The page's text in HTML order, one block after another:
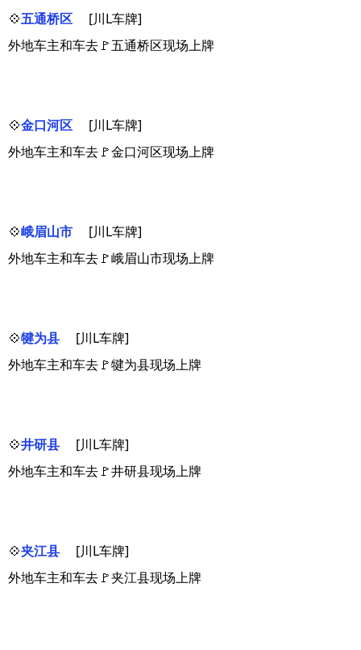
💠五通桥区
[川L车牌]
外地车主和车去🚩五通桥区现场上牌
💠金口河区
[川L车牌]
外地车主和车去🚩金口河区现场上牌
💠峨眉山市
[川L车牌]
外地车主和车去🚩峨眉山市现场上牌
💠犍为县
[川L车牌]
外地车主和车去🚩犍为县现场上牌
💠井研县
[川L车牌]
外地车主和车去🚩井研县现场上牌
💠夹江县
[川L车牌]
外地车主和车去🚩夹江县现场上牌